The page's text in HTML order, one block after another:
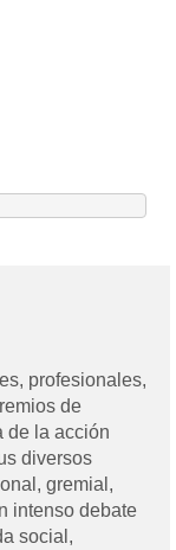
profesionales,
de
de la acción
diversos
gremial,
intenso debate
social,